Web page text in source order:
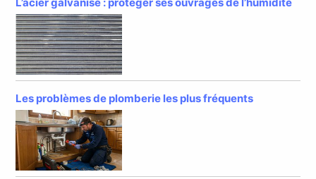
L’acier galvanisé : protéger ses ouvrages de l’humidité
Les problèmes de plomberie les plus fréquents